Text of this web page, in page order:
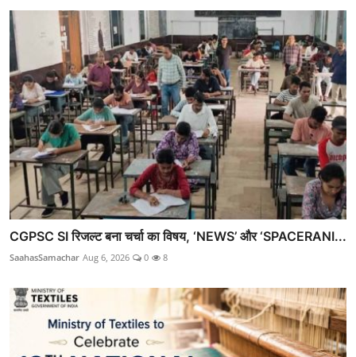
CGPSC SI रिजल्ट बना चर्चा का विषय, ‘NEWS’ और ‘SPACERANI...
SaahasSamachar Aug 6, 2026 0 8